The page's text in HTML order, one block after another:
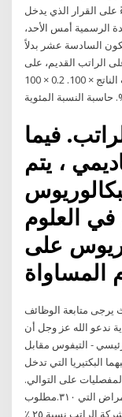
على القرار الذي يدخل
الرسمية أمس الأحد،
السادسة عشر بدلاً
الراتب القديم، على
النحو التالي: 2000 ÷ 10000 = 0.2. ثم نقوم بضرب الناتج × 100. 0.2 × 100
فيما
، يتم
في العلوم
على
يرجى متابعة الوظائف
يوم الخميس2021/1/21 بداية ندعو الله عز وجل أن
- التيفوس مقابل
البكتيريا التي تدخل
على التوالي.
التيفوس هو اسم جماعي يُعطى لمجموعة من الأمراض التي ٣١٠.مطلوب